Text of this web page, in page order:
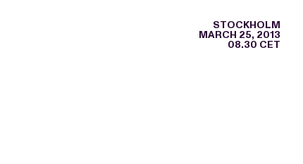
STOCKHOLM
MARCH 25, 2013
08.30 CET